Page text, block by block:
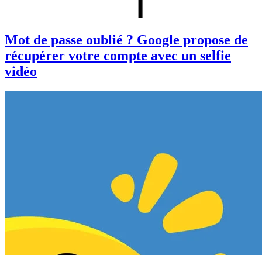
Mot de passe oublié ? Google propose de
récupérer votre compte avec un selfie
vidéo